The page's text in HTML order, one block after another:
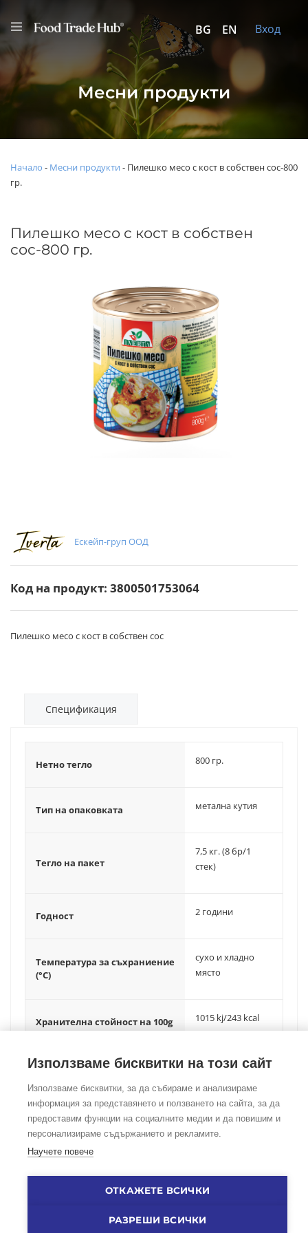
BG EN Вход
Месни продукти
Начало - Месни продукти - Пилешко месо с кост в собствен сос-800
гр.
Пилешко месо с кост в собствен
сос-800 гр.
Ескейп-груп ООД
Код на продукт: 3800501753064
Пилешко месо с кост в собствен сос
Спецификация
Нетно тегло 800 гр.
Тип на опаковката метална кутия
Тегло на пакет
7,5 кг. (8 бр/1
стек)
Годност 2 години
Температура за съхраниение
(°C)
сухо и хладно
място
Хранителна стойност на 100g 1015 kj/243 kcal
©Copyright2026 Foodtradehub.comВсички права запазени
ЗАЩИТА НА ЛИЧНИ ДАННИ| ПОЛИТИКА ЗА БИСКВИТКИ
Използваме бисквитки на този сайт
Използваме бисквитки, за да събираме и анализираме
информация за представянето и ползването на сайта, за да
предоставим функции на социалните медии и да повишим и
персонализираме съдържанието и рекламите.
Научете повече
ОТКАЖЕТЕ ВСИЧКИ
РАЗРЕШИ ВСИЧКИ